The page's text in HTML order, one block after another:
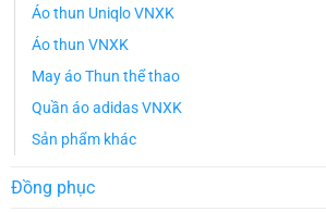
Áo thun Uniqlo VNXK
Áo thun VNXK
May áo Thun thể thao
Quần áo adidas VNXK
Sản phẩm khác
Đồng phục